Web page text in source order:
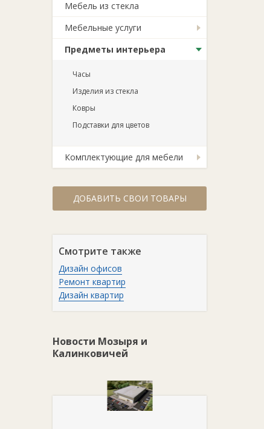
Мебель из стекла
Мебельные услуги
Предметы интерьера
Часы
Изделия из стекла
Ковры
Подставки для цветов
Комплектующие для мебели
ДОБАВИТЬ СВОИ ТОВАРЫ
Смотрите также
Дизайн офисов
Ремонт квартир
Дизайн квартир
Новости Мозыря и
Калинковичей